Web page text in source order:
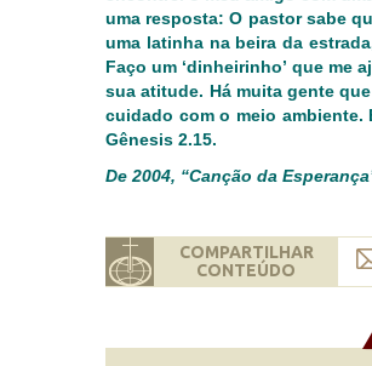
uma resposta: O pastor sabe
uma latinha na beira da
Faço um ‘dinheirinho’ que me
sua atitude. Há muita gente
cuidado com o meio ambiente.
Gênesis 2.15.
De 2004, “Canção da
COMPARTILHAR
CONTEÚDO